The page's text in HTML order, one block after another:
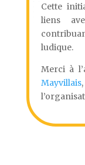
Cette
liens
ludique.
Merci à
Mayvillais